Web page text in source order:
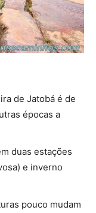
de Jatobá é de
épocas a
duas estações
e inverno
pouco mudam